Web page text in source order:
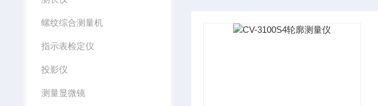
螺纹综合测量机
指示表检定仪
投影仪
测量显微镜